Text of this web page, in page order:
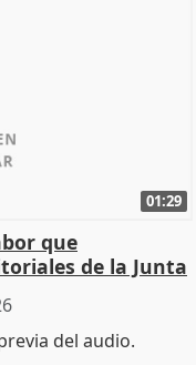
01:29
que
de la Junta